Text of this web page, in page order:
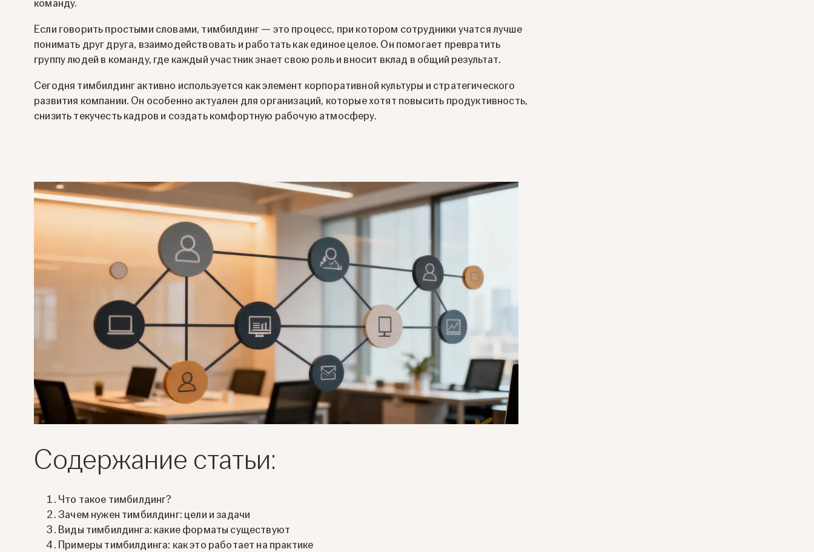
команду.
Если говорить простыми словами, тимбилдинг — это процесс, при котором сотрудники учатся лучше
понимать друг друга, взаимодействовать и работать как единое целое. Он помогает превратить
группу людей в команду, где каждый участник знает свою роль и вносит вклад в общий результат.
Сегодня тимбилдинг активно используется как элемент корпоративной культуры и стратегического
развития компании. Он особенно актуален для организаций, которые хотят повысить продуктивность,
снизить текучесть кадров и создать комфортную рабочую атмосферу.
Содержание статьи:
Что такое тимбилдинг?
Зачем нужен тимбилдинг: цели и задачи
Виды тимбилдинга: какие форматы существуют
Примеры тимбилдинга: как это работает на практике